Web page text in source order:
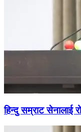
हिन्दु सम्राट सेनालाई